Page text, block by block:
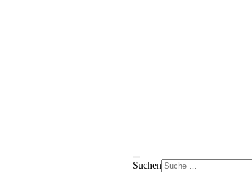
Suchen